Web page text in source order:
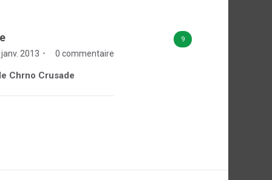
9
2013 0 commentaire
Chrno Crusade